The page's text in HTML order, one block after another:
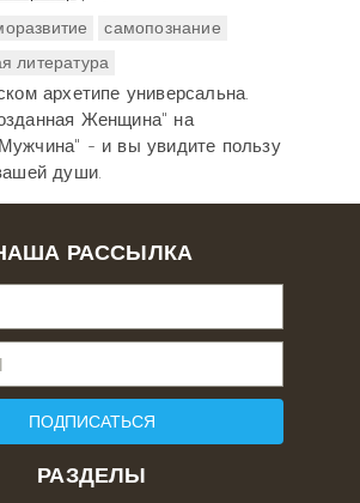
самопознание
литература
архетипе универсальна.
Женщина" на
- и вы увидите пользу
души.
РАЗДЕЛЫ
РАССЫЛКА
ПОДПИСАТЬСЯ